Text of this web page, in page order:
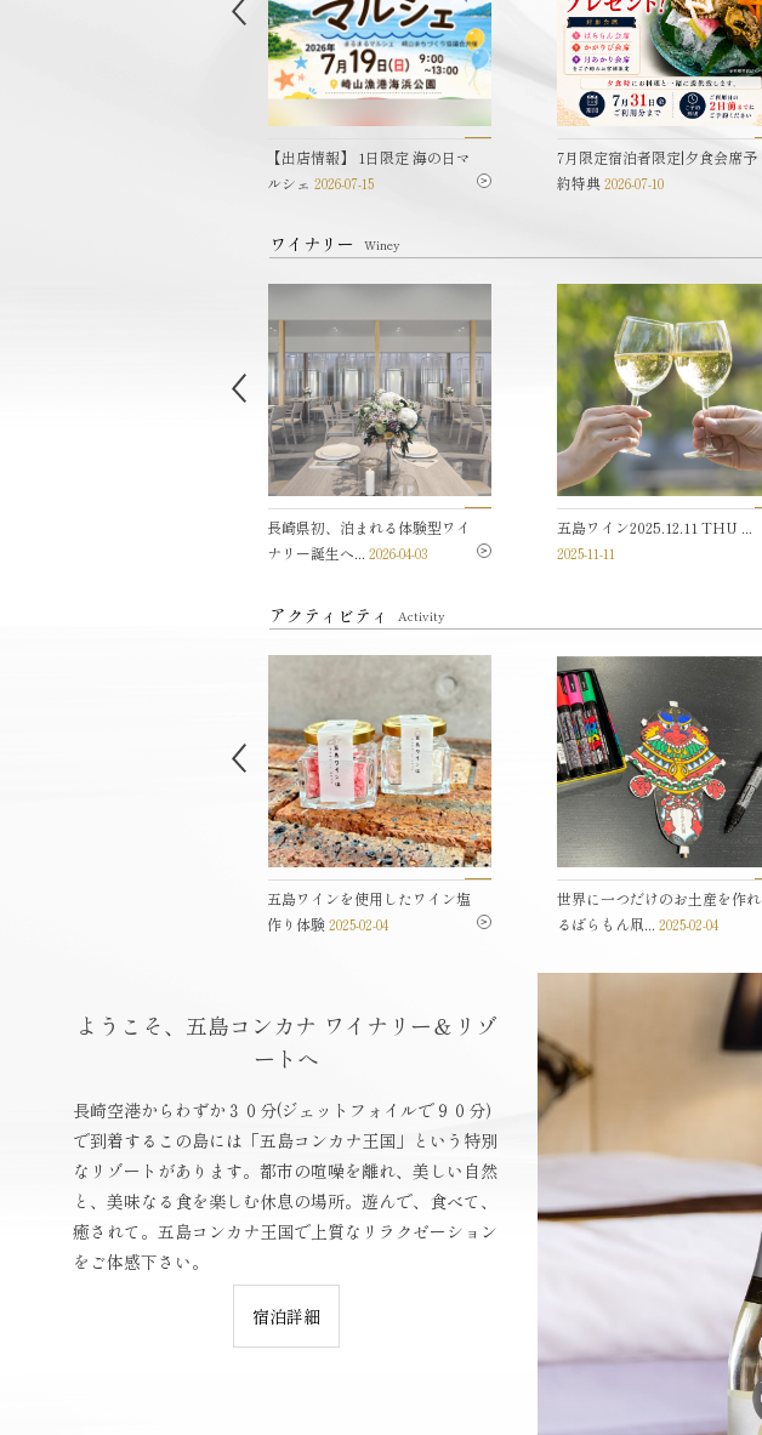
【出店情報】 1日限定 海の日マ
ルシェ 2026-07-15
7月限定宿泊者限定|夕食会席予
約特典2026-07-10
ワイナリー Winey
長崎県初、泊まれる体験型ワイ
ナリー誕生へ... 2026-04-03
五島ワイン2025.12.11 THU ...
2025-11-11
アクティビティ Activity
五島ワインを使用したワイン塩
作り体験2025-02-04
世界に一つだけのお土産を作れ
るばらもん凧... 2025-02-04
ようこそ、五島コンカナ ワイナリー＆リゾ
ートへ
長崎空港からわずか３０分(ジェットフォイルで９０分)
で到着するこの島には「五島コンカナ王国」という特別
なリゾートがあります。都市の喧噪を離れ、美しい自然
と、美味なる食を楽しむ休息の場所。遊んで、食べて、
癒されて。五島コンカナ王国で上質なリラクゼーション
をご体感下さい。
宿泊詳細